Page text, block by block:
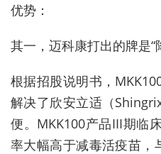
优势：
其一，迈科康打出的牌是“
根据招股说明书，
解决了欣安立适（
便。 MKK100产品III期临
率大幅高于减毒活疫苗，